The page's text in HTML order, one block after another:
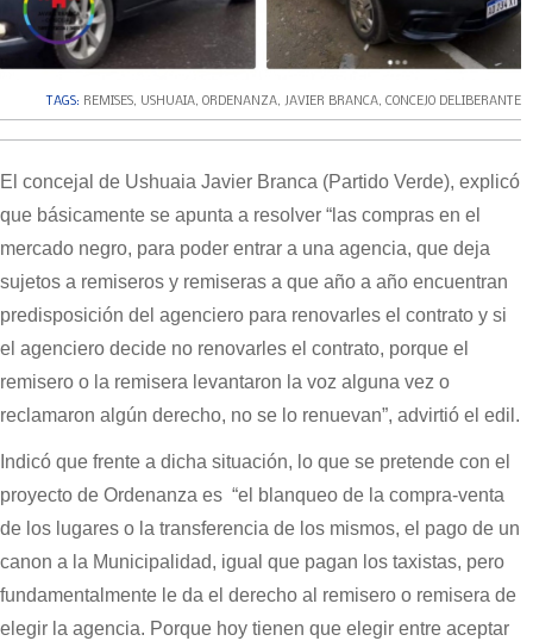
TAGS: REMISES, USHUAIA, ORDENANZA, JAVIER BRANCA, CONCEJO DELIBERANTE
El concejal de Ushuaia Javier Branca (Partido Verde), explicó
que básicamente se apunta a resolver “las compras en el
mercado negro, para poder entrar a una agencia, que deja
sujetos a remiseros y remiseras a que año a año encuentran
predisposición del agenciero para renovarles el contrato y si
el agenciero decide no renovarles el contrato, porque el
remisero o la remisera levantaron la voz alguna vez o
reclamaron algún derecho, no se lo renuevan”, advirtió el edil.
Indicó que frente a dicha situación, lo que se pretende con el
proyecto de Ordenanza es “el blanqueo de la compra-venta
de los lugares o la transferencia de los mismos, el pago de un
canon a la Municipalidad, igual que pagan los taxistas, pero
fundamentalmente le da el derecho al remisero o remisera de
elegir la agencia. Porque hoy tienen que elegir entre aceptar